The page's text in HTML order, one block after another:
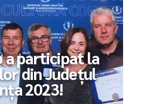
a participat la
din Județul
2023!